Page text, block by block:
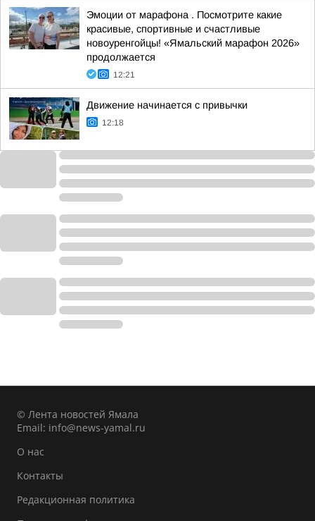
Эмоции от марафона . Посмотрите какие
красивые, спортивные и счастливые
новоуренгойцы! «Ямальский марафон 2026»
продолжается
12:21
Движение начинается с привычки
12:18
© Лента новостей Ямала
Email: info@news-yamal.ru
О нас
Контакты
Редакционная политика